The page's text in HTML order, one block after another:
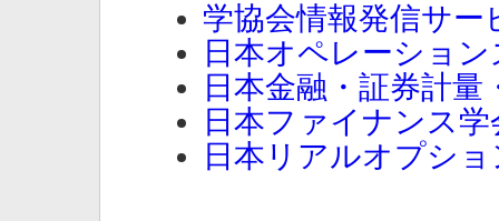
学協会情報発信サー
日本オペレーショ
日本金融・証券計量
日本ファイナンス学
日本リアルオプシ